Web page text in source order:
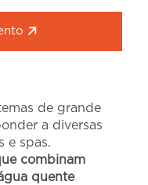
de grande
a diversas
e spas.
combinam
quente